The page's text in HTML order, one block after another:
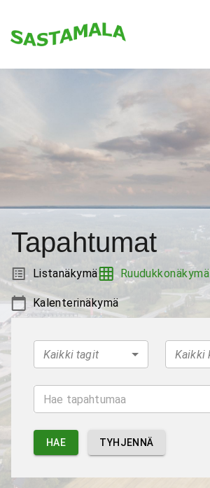
Tapahtumat
Listanäkymä Ruudukkonäkymä
Kalenterinäkymä
Kaikki tagit
HAE TYHJENNÄ